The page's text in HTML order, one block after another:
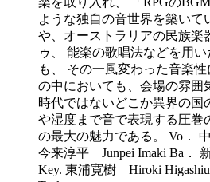
ような独自の音世界を築いて
や、オーストラリアの民族楽
ゥ、 能楽の歌唱法などを用
も、 その一風変わった音楽
の中においても、会場の雰囲
時代ではないどこか異界の国
や湿度まで音で表現する圧巻
の最大の魅力である。 Vo．
今来淳平 Junpei Imaki Ba．
Key. 東浦寛樹 Hiroki